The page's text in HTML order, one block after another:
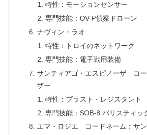
特性：モーションセンサー
専門技能：OV-P偵察ドローン
ナヴィン・ラオ
特性：トロイのネットワーク
専門技能：電子戦用装備
サンティアゴ・エスピノーザ コ
ザー
特性：ブラスト・レジスタント
専門技能：SOB-8 バリスティッ
エマ・ロジエ コードネーム：サ